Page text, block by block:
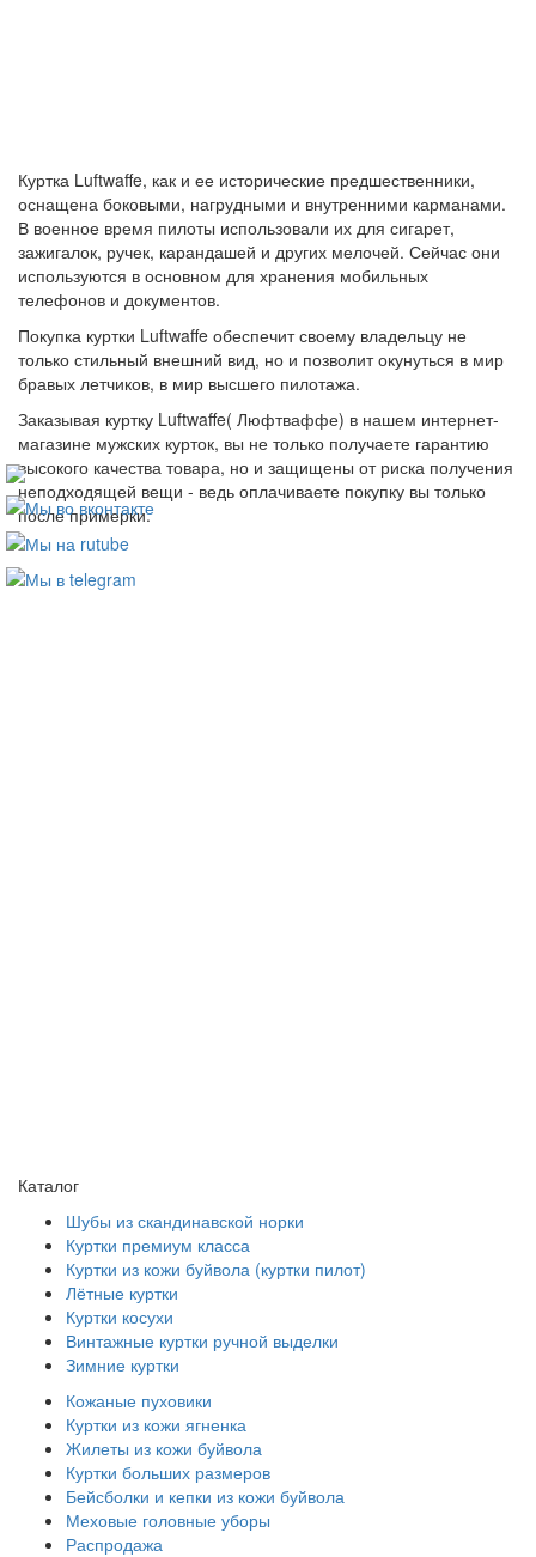
Куртка Luftwaffe, как и ее исторические предшественники,
оснащена боковыми, нагрудными и внутренними карманами.
В военное время пилоты использовали их для сигарет,
зажигалок, ручек, карандашей и других мелочей. Сейчас они
используются в основном для хранения мобильных
телефонов и документов.
Покупка куртки Luftwaffe обеспечит своему владельцу не
только стильный внешний вид, но и позволит окунуться в мир
бравых летчиков, в мир высшего пилотажа.
Заказывая куртку Luftwaffe( Люфтваффе) в нашем интернет-
магазине мужских курток, вы не только получаете гарантию
высокого качества товара, но и защищены от риска получения
неподходящей вещи - ведь оплачиваете покупку вы только
после примерки.
Каталог
Шубы из скандинавской норки
Куртки премиум класса
Куртки из кожи буйвола (куртки пилот)
Лётные куртки
Куртки косухи
Винтажные куртки ручной выделки
Зимние куртки
Кожаные пуховики
Куртки из кожи ягненка
Жилеты из кожи буйвола
Куртки больших размеров
Бейсболки и кепки из кожи буйвола
Меховые головные уборы
Распродажа